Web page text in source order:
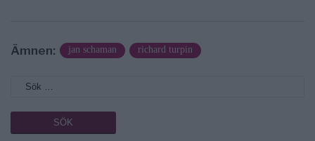
Ämnen: jan schaman richard turpin